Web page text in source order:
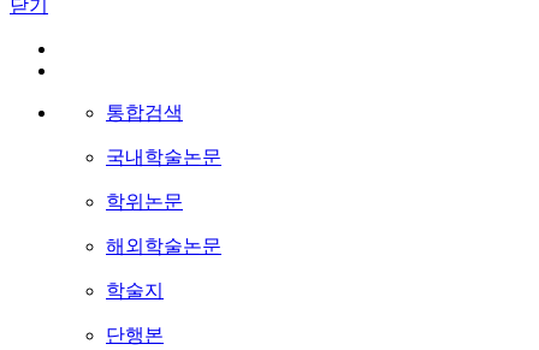
닫기
통합검색
국내학술논문
학위논문
해외학술논문
학술지
단행본